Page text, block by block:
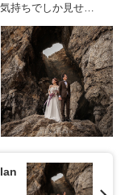
持ちでしか見せな
します。【内容】
・事前打ち合わ
ます・ロケ地・・・
さい)
・Photo（前
枚)・ウェルカムボ
撮影＋ドローン撮
ダイジェスト(8~30
ロール(2~3分)・
・・・ジャケット
・・・ヒアリングで